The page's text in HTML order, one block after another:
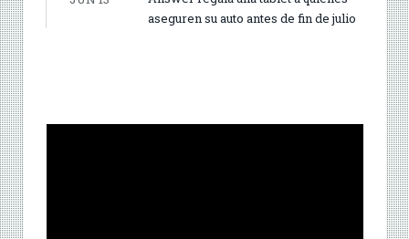
aseguren su auto antes de fin de julio